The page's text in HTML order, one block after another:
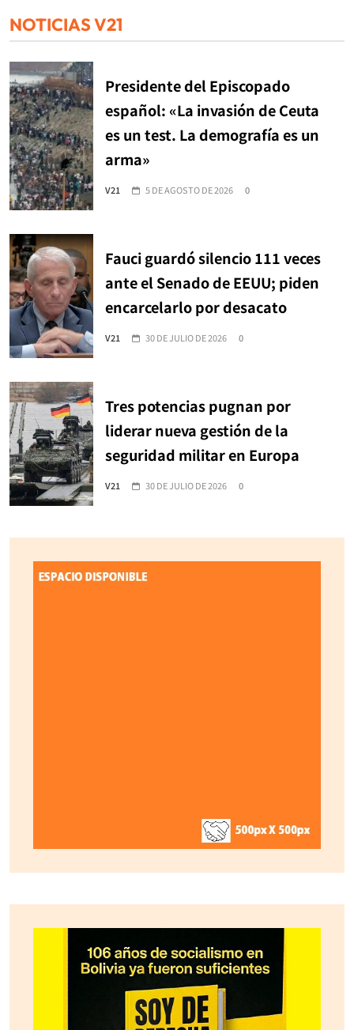
NOTICIAS V21
Presidente del Episcopado
español: «La invasión de Ceuta
es un test. La demografía es un
arma»
V21 5 DE AGOSTO DE 2026 0
Fauci guardó silencio 111 veces
ante el Senado de EEUU; piden
encarcelarlo por desacato
V21 30 DE JULIO DE 2026 0
Tres potencias pugnan por
liderar nueva gestión de la
seguridad militar en Europa
V21 30 DE JULIO DE 2026 0